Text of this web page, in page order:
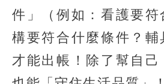
件」（例如：看護要符
構要符合什麼條件？輔
才能出帳！除了幫自己